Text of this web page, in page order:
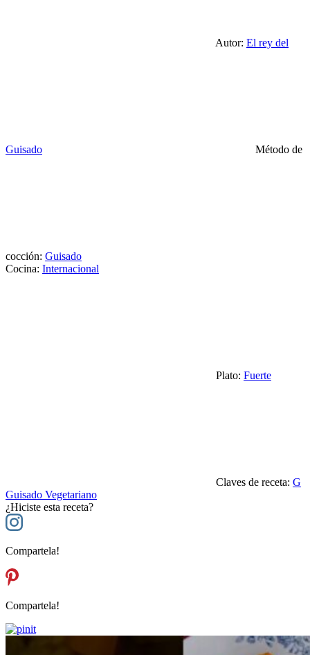
Autor: El rey del
Guisado Método de
cocción: Guisado
Cocina: Internacional
Plato: Fuerte
Claves de receta: G
Guisado Vegetariano
¿Hiciste esta receta?
Compartela!
Compartela!